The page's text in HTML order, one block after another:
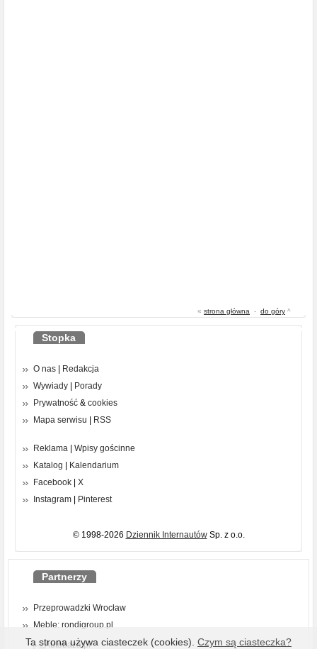
« strona główna - do góry ^
Stopka
O nas
Redakcja
Wywiady
Porady
Prywatność & cookies
Mapa serwisu
RSS
Reklama
Wpisy gościnne
Katalog
Kalendarium
Facebook
X
Instagram
Pinterest
© 1998-2026 Dziennik InternautówSp. z o.o.
Partnerzy
Przeprowadzki Wrocław
Meble: rondigroup.pl
Ta strona używa ciasteczek (cookies). Czym są ciasteczka?